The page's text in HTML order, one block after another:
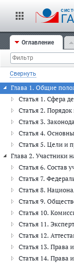
Оглавление
Свернуть
Глава 1. Общие
Статья 1. Сфера
Статья 2.
Статья 3.
Статья 4.
Статья 5. Цели и
Глава 2. Участники
Статья 6. Состав
Статья 7.
Статья 8.
Статья 9.
Статья 10.
Статья 11.
Статья 12.
Статья 13. Права
Статья 14. Права